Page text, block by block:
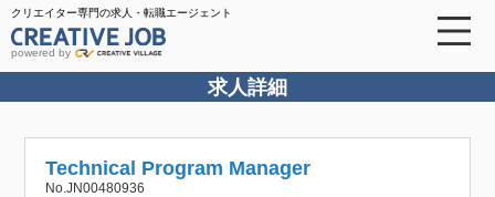
クリエイター専門の求人・転職エージェント
powered by
求人詳細
Technical Program Manager
No.JN00480936